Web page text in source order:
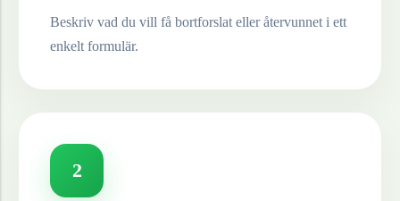
Beskriv vad du vill få bortforslat eller återvunnet i ett
enkelt formulär.
2